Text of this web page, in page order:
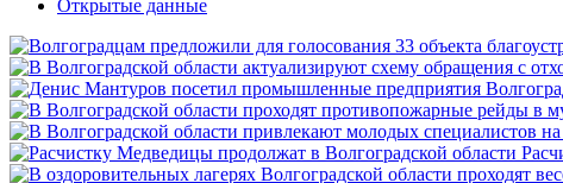
Открытые данные